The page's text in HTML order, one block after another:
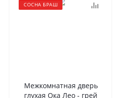
СОСНА БРАШ
Межкомнатная дверь
глухая Ока Лео - грей